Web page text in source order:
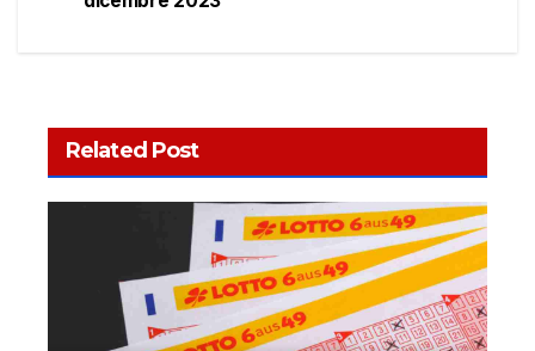
Related Post